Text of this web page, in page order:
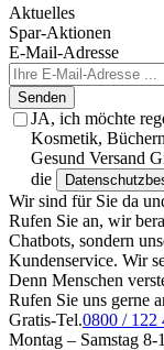
Aktuelles
Spar-Aktionen
E-Mail-Adresse
Senden
JA, ich möchte
Kosmetik,
Gesund Versand
die
Wir sind für Sie da
Rufen Sie an, wir
Chatbots, sondern
Kundenservice. Wir
Denn Menschen
Rufen Sie uns gerne
Gratis-Tel.0800 / 122
Montag – Samstag